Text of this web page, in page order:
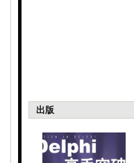
出版